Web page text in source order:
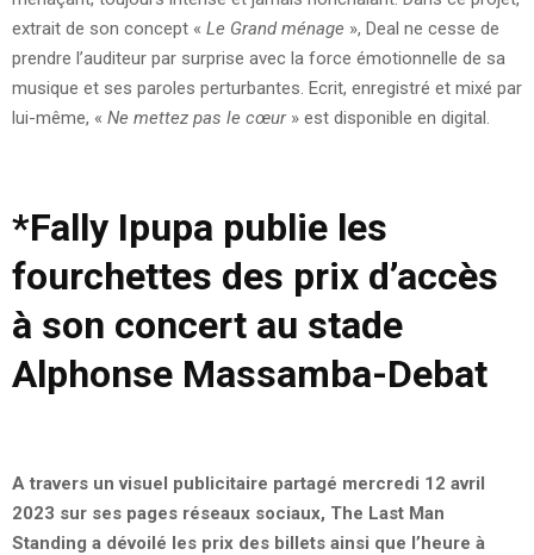
extrait de son concept « Le Grand ménage », Deal ne cesse de
prendre l’auditeur par surprise avec la force émotionnelle de sa
musique et ses paroles perturbantes. Ecrit, enregistré et mixé par
lui-même, « Ne mettez pas le cœur » est disponible en digital.
*Fally Ipupa publie les
fourchettes des prix d’accès
à son concert au stade
Alphonse Massamba-Debat
A travers un visuel publicitaire partagé mercredi 12 avril
2023 sur ses pages réseaux sociaux, The Last Man
Standing a dévoilé les prix des billets ainsi que l’heure à